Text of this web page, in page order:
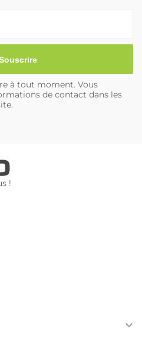
à tout moment. Vous
de contact dans les
!
